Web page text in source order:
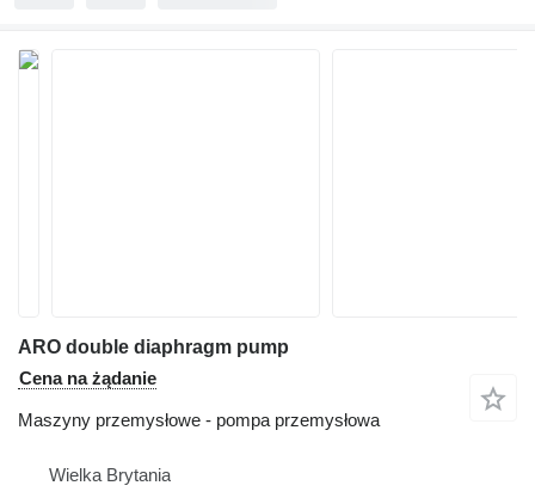
ARO double diaphragm pump
Cena na żądanie
Maszyny przemysłowe - pompa przemysłowa
Wielka Brytania